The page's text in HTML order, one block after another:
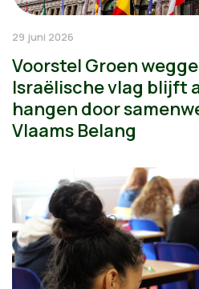
29 juni 2026
Voorstel Groen
Israëlische vlag blijft
hangen door
Vlaams Belang